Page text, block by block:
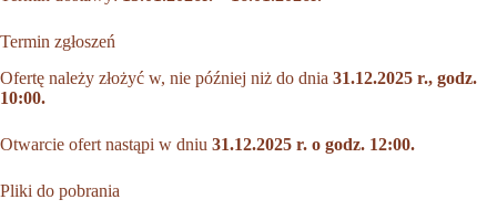
Termin zgłoszeń
Ofertę należy złożyć w, nie później niż do dnia 31.12.2025 r., godz.
10:00.
Otwarcie ofert nastąpi w dniu 31.12.2025 r. o godz. 12:00.
Pliki do pobrania